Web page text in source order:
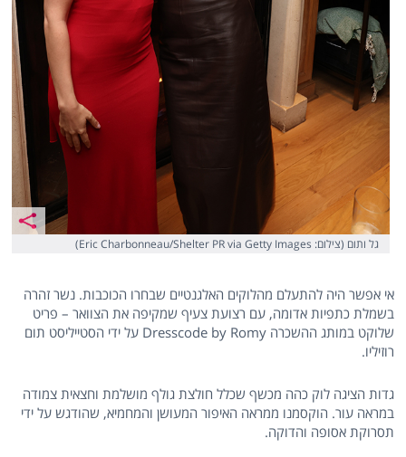
גל ותום (צילום: Eric Charbonneau/Shelter PR via Getty Images)
אי אפשר היה להתעלם מהלוקים האלגנטיים שבחרו הכוכבות. נשר זהרה
בשמלת כתפיות אדומה, עם רצועת צעיף שמקיפה את הצוואר – פריט
שלוקט במותג ההשכרה Dresscode by Romy על ידי הסטייליסט תום
רוזיליו.
גדות הציגה לוק כהה מכשף שכלל חולצת גולף מושלמת וחצאית צמודה
במראה עור. הוקסמנו ממראה האיפור המעושן והמחמיא, שהודגש על ידי
תסרוקת אסופה והדוקה.